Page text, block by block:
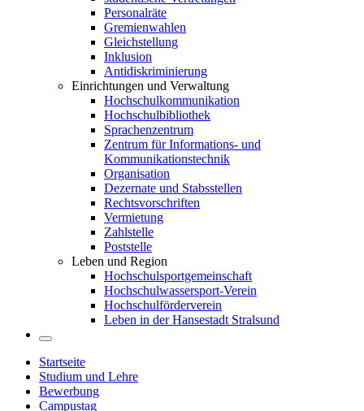
Personalräte
Gremienwahlen
Gleichstellung
Inklusion
Antidiskriminierung
Einrichtungen und Verwaltung
Hochschulkommunikation
Hochschulbibliothek
Sprachenzentrum
Zentrum für Informations- und
Kommunikationstechnik
Organisation
Dezernate und Stabsstellen
Rechtsvorschriften
Vermietung
Zahlstelle
Poststelle
Leben und Region
Hochschulsportgemeinschaft
Hochschulwassersport-Verein
Hochschulförderverein
Leben in der Hansestadt Stralsund
Startseite
Studium und Lehre
Bewerbung
Campustag